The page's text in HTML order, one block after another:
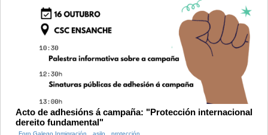
Acto de adhesións á campaña: "Protección internacional
dereito fundamental"
Foro Galego Inmigración asilo protección